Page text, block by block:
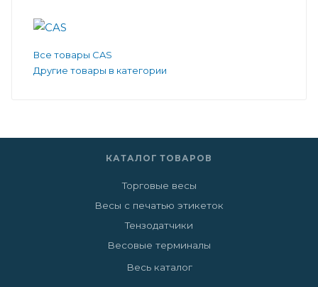
Все товары CAS
Другие товары в категории
КАТАЛОГ ТОВАРОВ
Торговые весы
Весы с печатью этикеток
Тензодатчики
Весовые терминалы
Весь каталог